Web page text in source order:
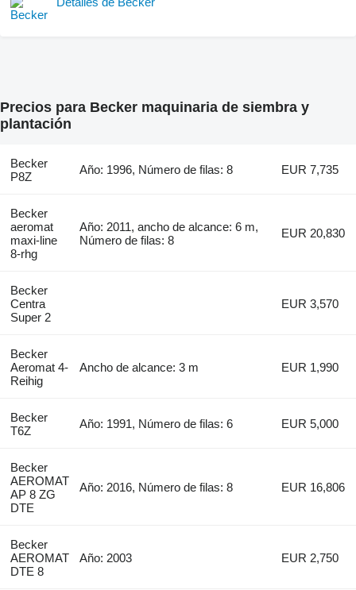
Precios para Becker maquinaria de siembra y
plantación
Becker
P8Z
Año: 1996, Número de filas: 8 EUR 7,735
Becker
aeromat
maxi-line
8-rhg
Año: 2011, ancho de alcance: 6 m,
Número de filas: 8
EUR 20,830
Becker
Centra
Super 2
EUR 3,570
Becker
Aeromat 4-
Reihig
Ancho de alcance: 3 m EUR 1,990
Becker
T6Z
Año: 1991, Número de filas: 6 EUR 5,000
Becker
AEROMAT
AP 8 ZG
DTE
Año: 2016, Número de filas: 8 EUR 16,806
Becker
AEROMAT
DTE 8
Año: 2003 EUR 2,750